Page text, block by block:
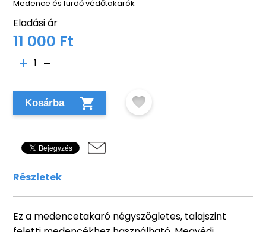
Medence és fürdő védőtakarók
Eladási ár
11 000 Ft
1
Kosárba
Részletek
Ez a medencetakaró négyszögletes, talajszint